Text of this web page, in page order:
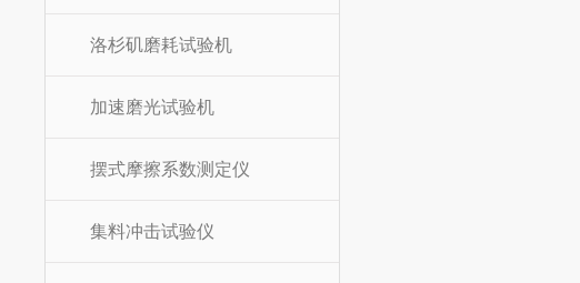
洛杉矶磨耗试验机
加速磨光试验机
摆式摩擦系数测定仪
集料冲击试验仪